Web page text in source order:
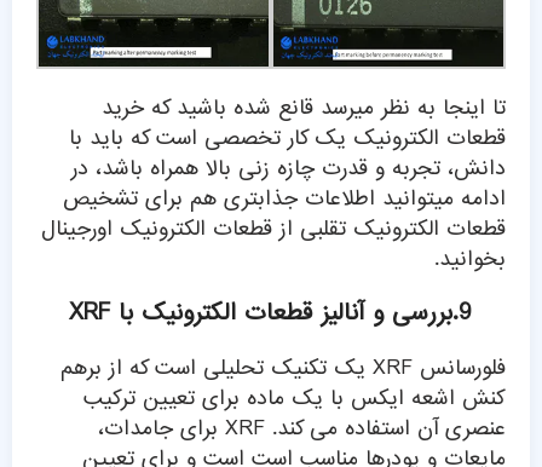
تا اینجا به نظر میرسد قانع شده باشید که خرید
قطعات الکترونیک یک کار تخصصی است که باید با
دانش، تجربه و قدرت چازه زنی بالا همراه باشد، در
ادامه میتوانید اطلاعات جذابتری هم برای تشخیص
قطعات الکترونیک تقلبی از قطعات الکترونیک اورجینال
بخوانید.
فلورسانس XRF یک تکنیک تحلیلی است که از برهم
کنش اشعه ایکس با یک ماده برای تعیین ترکیب
عنصری آن استفاده می کند. XRF برای جامدات،
مایعات و پودرها مناسب است است و برای تعیین